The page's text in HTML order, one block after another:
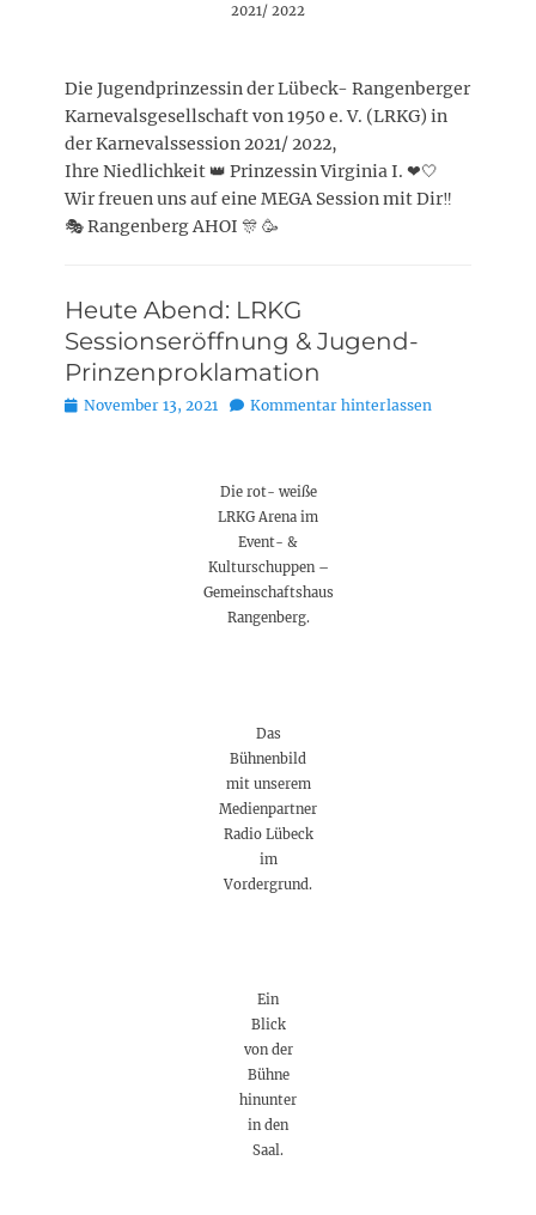
2021/ 2022
Die Jugendprinzessin der Lübeck- Rangenberger
Karnevalsgesellschaft von 1950 e. V. (LRKG) in
der Karnevalssession 2021/ 2022,
Ihre Niedlichkeit 👑 Prinzessin Virginia I. ❤🤍
Wir freuen uns auf eine MEGA Session mit Dir‼️
🎭 Rangenberg AHOI 🎊 🥳
Heute Abend: LRKG
Sessionseröffnung & Jugend-
Prinzenproklamation
Posted
November 13, 2021 Kommentar hinterlassen
Die rot- weiße
LRKG Arena im
Event- &
Kulturschuppen –
Gemeinschaftshaus
Rangenberg.
Das
Bühnenbild
mit unserem
Medienpartner
Radio Lübeck
im
Vordergrund.
Ein
Blick
von der
Bühne
hinunter
in den
Saal.